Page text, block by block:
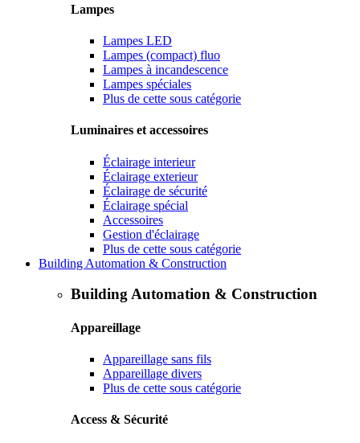
Lampes
Lampes LED
Lampes (compact) fluo
Lampes à incandescence
Lampes spéciales
Plus de cette sous catégorie
Luminaires et accessoires
Éclairage interieur
Éclairage exterieur
Éclairage de sécurité
Éclairage spécial
Accessoires
Gestion d'éclairage
Plus de cette sous catégorie
Building Automation & Construction
Building Automation & Construction
Appareillage
Appareillage sans fils
Appareillage divers
Plus de cette sous catégorie
Access & Sécurité